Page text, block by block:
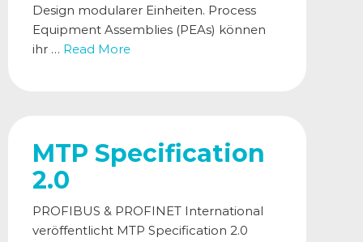
Design modularer Einheiten. Process
Equipment Assemblies (PEAs) können
ihr … Read More
MTP Specification
2.0
PROFIBUS & PROFINET International
veröffentlicht MTP Specification 2.0